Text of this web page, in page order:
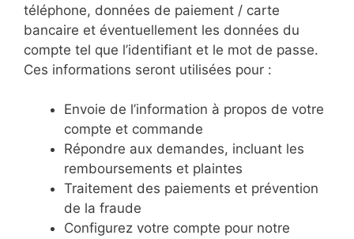
téléphone, données de paiement / carte
bancaire et éventuellement les données du
compte tel que l’identifiant et le mot de passe.
Ces informations seront utilisées pour :
Envoie de l’information à propos de votre
compte et commande
Répondre aux demandes, incluant les
remboursements et plaintes
Traitement des paiements et prévention
de la fraude
Configurez votre compte pour notre